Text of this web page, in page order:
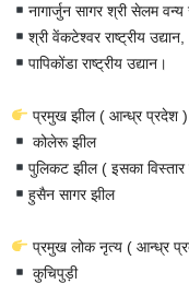
नागार्जुन सागर श्री सेलम वन्य
श्री वेंकटेश्वर राष्ट्रीय उद्यान,
पापिकोंडा राष्ट्रीय उद्यान।
प्रमुख झील ( आन्ध्र प्रदेश )
कोलेरू झील
पुलिकट झील ( इसका विस्तार
हुसैन सागर झील
प्रमुख लोक नृत्य ( आन्ध्र
कुचिपुड़ी